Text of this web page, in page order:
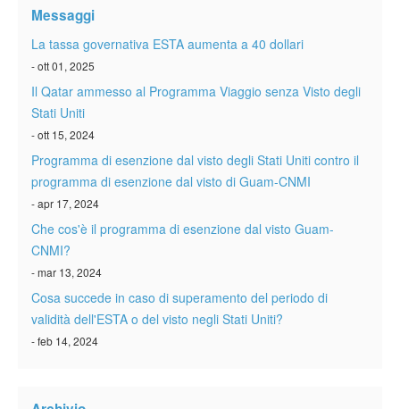
ESTA info
Contatto
Messaggi
La tassa governativa ESTA aumenta a 40 dollari
- ott 01, 2025
Il Qatar ammesso al Programma Viaggio senza Visto degli
Stati Uniti
- ott 15, 2024
Programma di esenzione dal visto degli Stati Uniti contro il
programma di esenzione dal visto di Guam-CNMI
- apr 17, 2024
Che cos'è il programma di esenzione dal visto Guam-
CNMI?
- mar 13, 2024
Cosa succede in caso di superamento del periodo di
validità dell'ESTA o del visto negli Stati Uniti?
- feb 14, 2024